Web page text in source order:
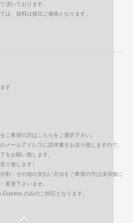
頂いております。
は、送料は後日ご連絡となります。
す
ご希望の方はこちらをご選択下さい。
メールアドレスに請求書をお送り致しますので、
をお願い致します。
り致します）
割・その他の支払い方法をご希望の方は決済後に
変更下さいませ。
Express のみのご対応となります。